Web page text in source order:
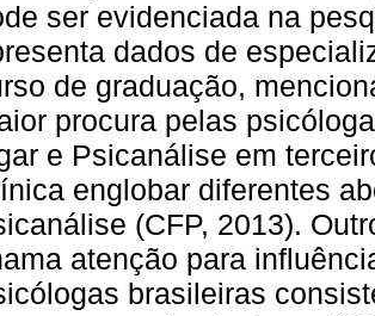
ser evidenciada na
dados de
de graduação,
procura pelas
e Psicanálise em
englobar diferentes
(CFP, 2013).
atenção para
brasileiras